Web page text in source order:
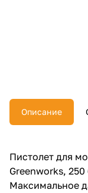
Описание
Пистолет для
Greenworks, 250
Максимальное
недели